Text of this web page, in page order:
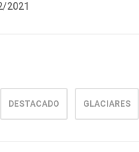
2021
DESTACADO GLACIARES